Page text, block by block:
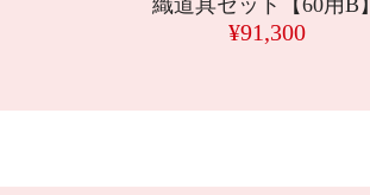
織道具セット【60用B】
¥91,300